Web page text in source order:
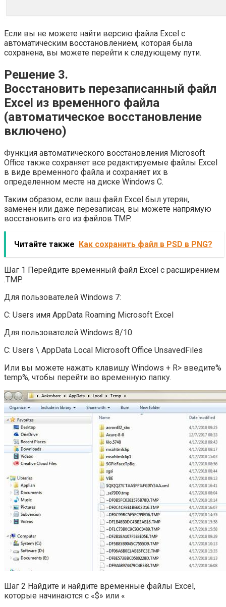
Если вы не можете найти версию файла Excel с
автоматическим восстановлением, которая была
сохранена, вы можете перейти к следующему пути.
Решение 3.
Восстановить перезаписанный файл
Excel из временного файла
(автоматическое восстановление
включено)
Функция автоматического восстановления Microsoft
Office также сохраняет все редактируемые файлы Excel
в виде временного файла и сохраняет их в
определенном месте на диске Windows C.
Таким образом, если ваш файл Excel был утерян,
заменен или даже перезаписан, вы можете напрямую
восстановить его из файлов TMP.
Читайте также Как сохранить файл в PSD в PNG?
Шаг 1 Перейдите временный файл Excel с расширением
.TMP.
Для пользователей Windows 7:
C: Users имя AppData Roaming Microsoft Excel
Для пользователей Windows 8/10:
C: Users \ AppData Local Microsoft Office UnsavedFiles
Или вы можете нажать клавишу Windows + R> введите%
temp%, чтобы перейти во временную папку.
Шаг 2 Найдите и найдите временные файлы Excel,
которые начинаются с «$» или «